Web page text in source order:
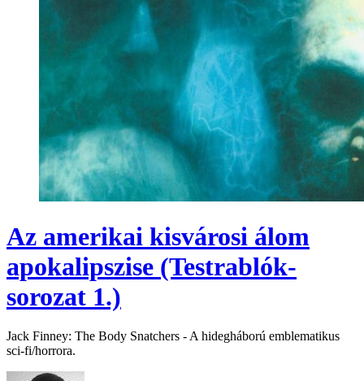
Az amerikai kisvárosi álom
apokalipszise (Testrablók-
sorozat 1.)
Jack Finney: The Body Snatchers - A hidegháború emblematikus
sci-fi/horrora.